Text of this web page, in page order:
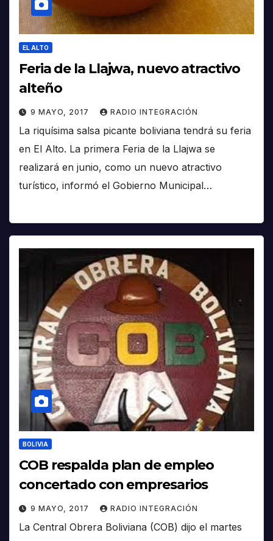
EL ALTO
Feria de la Llajwa, nuevo atractivo
alteño
9 MAYO, 2017 RADIO INTEGRACIÓN
La riquísima salsa picante boliviana tendrá su feria
en El Alto. La primera Feria de la Llajwa se
realizará en junio, como un nuevo atractivo
turístico, informó el Gobierno Municipal…
BOLIVIA
COB respalda plan de empleo
concertado con empresarios
9 MAYO, 2017 RADIO INTEGRACIÓN
La Central Obrera Boliviana (COB) dijo el martes